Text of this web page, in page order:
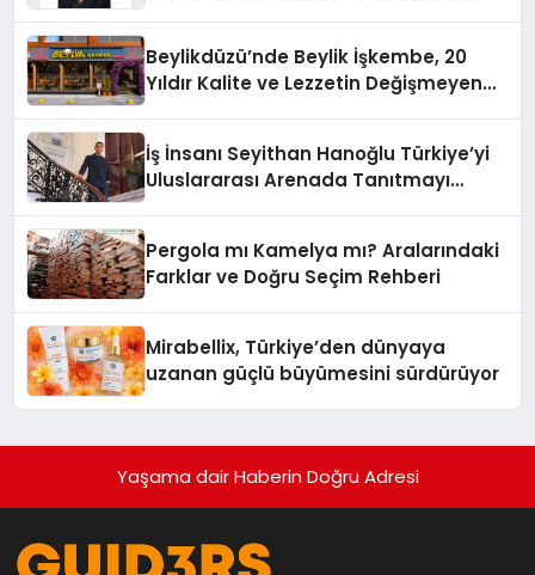
Beylikdüzü’nde Beylik İşkembe, 20
Yıldır Kalite ve Lezzetin Değişmeyen
İş İnsanı Seyithan Hanoğlu Türkiye’yi
Uluslararası Arenada Tanıtmayı
Pergola mı Kamelya mı? Aralarındaki
Farklar ve Doğru Seçim Rehberi
Mirabellix, Türkiye’den dünyaya
uzanan güçlü büyümesini sürdürüyor
Yaşama dair Haberin Doğru Adresi